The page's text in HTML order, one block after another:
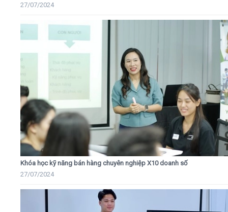
27/07/2024
Khóa học kỹ năng bán hàng chuyên nghiệp X10 doanh số
27/07/2024